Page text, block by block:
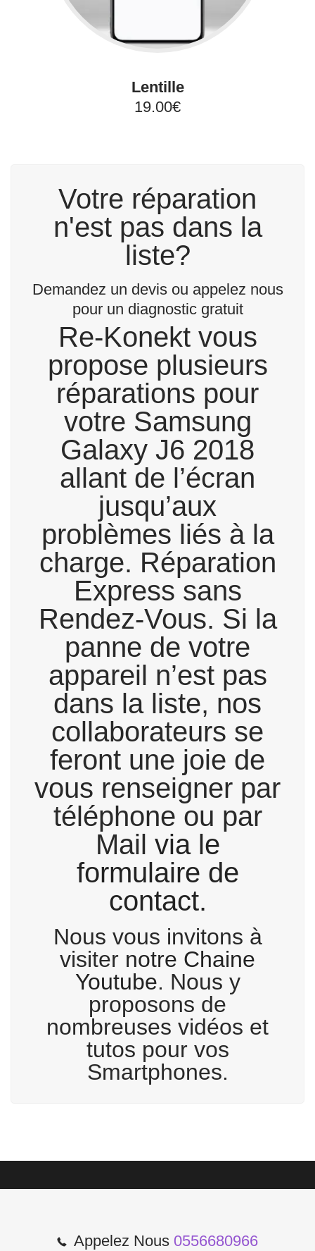
Lentille
19.00€
Votre réparation
n'est pas dans la
liste?
Demandez un devis ou appelez nous
pour un diagnostic gratuit
Re-Konekt vous
propose plusieurs
réparations pour
votre Samsung
Galaxy J6 2018
allant de l’écran
jusqu’aux
problèmes liés à la
charge. Réparation
Express sans
Rendez-Vous. Si la
panne de votre
appareil n’est pas
dans la liste, nos
collaborateurs se
feront une joie de
vous renseigner par
téléphone ou par
Mail via le
formulaire de
contact.
Nous vous invitons à
visiter notre Chaine
Youtube. Nous y
proposons de
nombreuses vidéos et
tutos pour vos
Smartphones.
Appelez Nous 0556680966